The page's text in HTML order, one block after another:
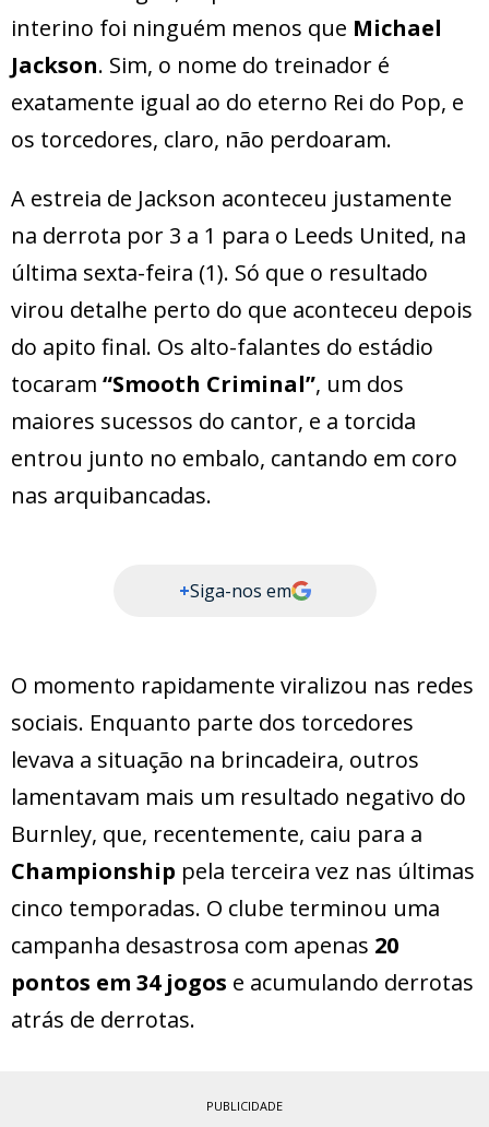
interino foi ninguém menos que Michael
Jackson. Sim, o nome do treinador é
exatamente igual ao do eterno Rei do Pop, e
os torcedores, claro, não perdoaram.
A estreia de Jackson aconteceu justamente
na derrota por 3 a 1 para o Leeds United, na
última sexta-feira (1). Só que o resultado
virou detalhe perto do que aconteceu depois
do apito final. Os alto-falantes do estádio
tocaram “Smooth Criminal”, um dos
maiores sucessos do cantor, e a torcida
entrou junto no embalo, cantando em coro
nas arquibancadas.
+Siga-nos em
O momento rapidamente viralizou nas redes
sociais. Enquanto parte dos torcedores
levava a situação na brincadeira, outros
lamentavam mais um resultado negativo do
Burnley, que, recentemente, caiu para a
Championship pela terceira vez nas últimas
cinco temporadas. O clube terminou uma
campanha desastrosa com apenas 20
pontos em 34 jogos e acumulando derrotas
atrás de derrotas.
PUBLICIDADE